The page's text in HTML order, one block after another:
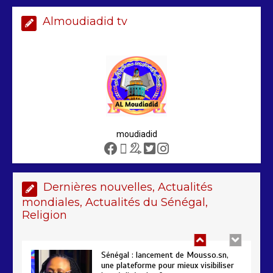
Almoudiadid tv
moudiadid
Dernières nouvelles, Actualités
mondiales, Actualités du Sénégal,
Religion
sénégalais au Maroc : mandat
international en cause
2 min 207
Sénégal – FMI : les discussions se
poursuivent autour du rapport ROSC
Sénégal : lancement de Mousso.sn,
une plateforme pour mieux visibiliser